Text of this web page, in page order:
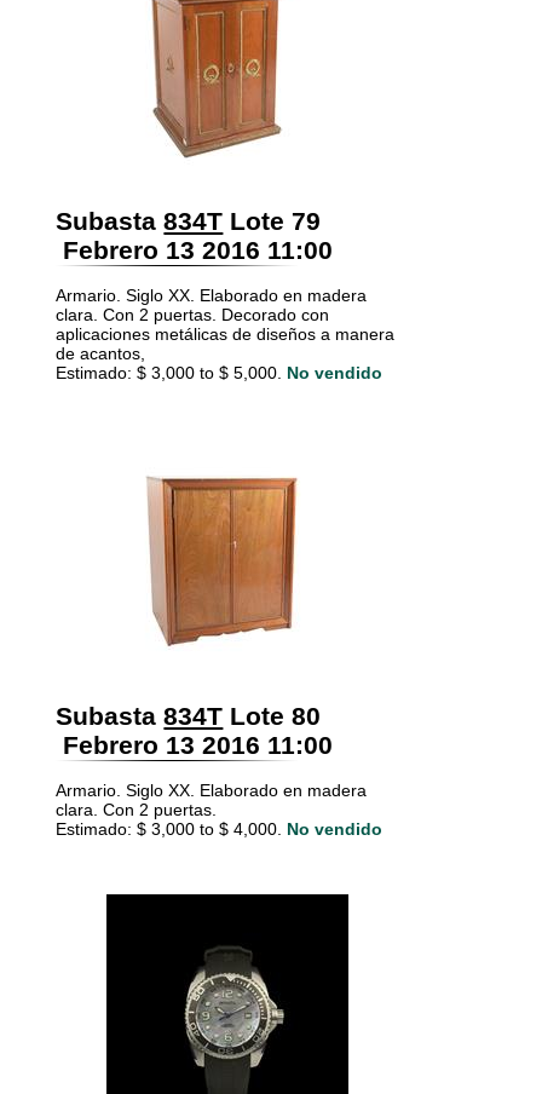
Subasta 834T Lote 79
Febrero 13 2016 11:00
Armario. Siglo XX. Elaborado en madera
clara. Con 2 puertas. Decorado con
aplicaciones metálicas de diseños a manera
de acantos,
Estimado: $ 3,000 to $ 5,000. No vendido
Subasta 834T Lote 80
Febrero 13 2016 11:00
Armario. Siglo XX. Elaborado en madera
clara. Con 2 puertas.
Estimado: $ 3,000 to $ 4,000. No vendido